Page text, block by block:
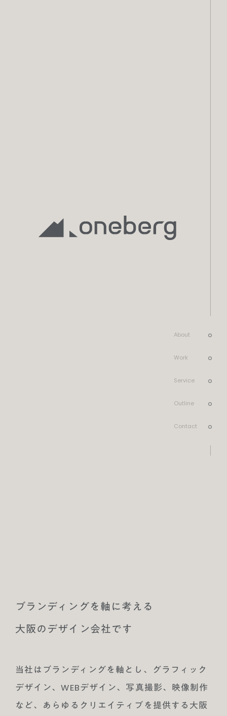
About
Work
Service
Outline
Contact
ブランディングを軸に考える
大阪のデザイン会社です
当社はブランディングを軸とし、グラフィック
デザイン、WEBデザイン、写真撮影、映像制作
など、あらゆるクリエイティブを提供する大阪